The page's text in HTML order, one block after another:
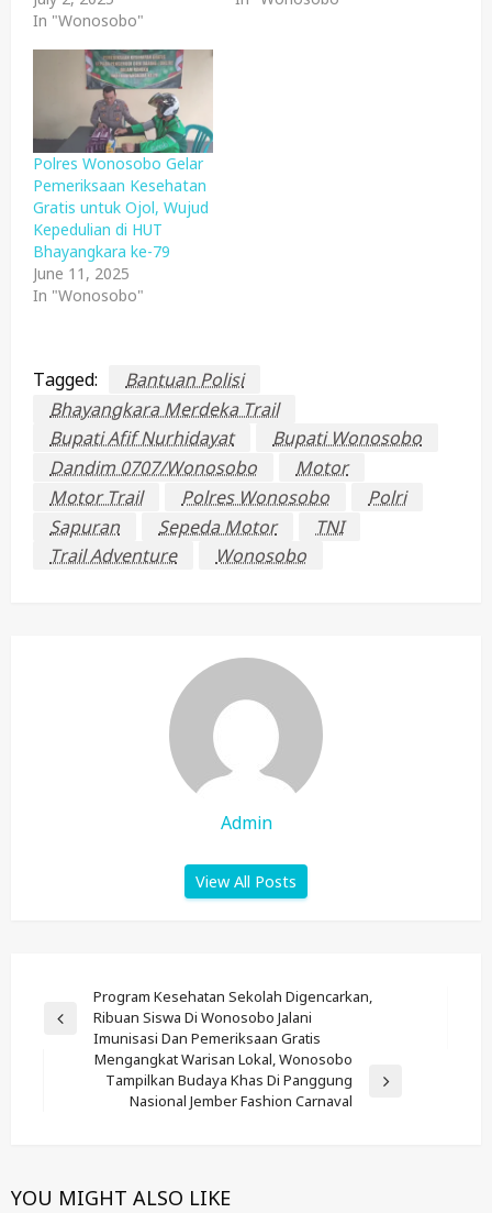
In "Wonosobo"
Polres Wonosobo Gelar
Pemeriksaan Kesehatan
Gratis untuk Ojol, Wujud
Kepedulian di HUT
Bhayangkara ke-79
June 11, 2025
In "Wonosobo"
Tagged:
Bantuan Polisi
Bhayangkara Merdeka Trail
Bupati Afif Nurhidayat
Bupati Wonosobo
Dandim 0707/Wonosobo
Motor
Motor Trail
Polres Wonosobo
Polri
Sapuran
Sepeda Motor
TNI
Trail Adventure
Wonosobo
Admin
View All Posts
Navigation
Previous
Program Kesehatan Sekolah Digencarkan,
Ribuan Siswa Di Wonosobo Jalani
Imunisasi Dan Pemeriksaan Gratis
Mengangkat Warisan Lokal, Wonosobo
Tampilkan Budaya Khas Di Panggung
Nasional Jember Fashion Carnaval
YOU MIGHT ALSO LIKE